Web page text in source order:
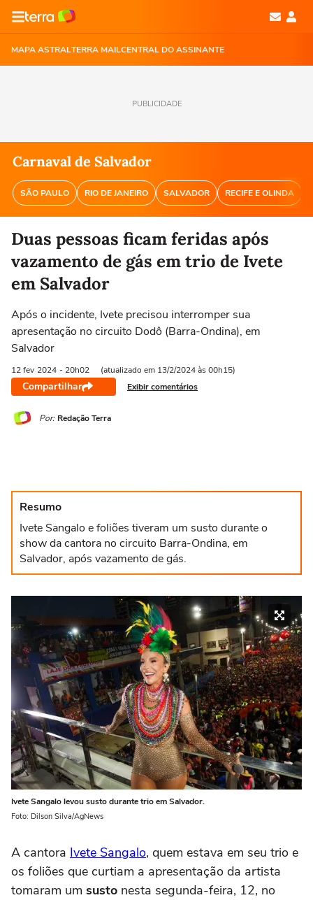
MAPA ASTRALTERRA MAILCENTRAL DO ASSINANTE
PUBLICIDADE
Carnaval de Salvador
SÃO PAULO RIO DE JANEIRO SALVADOR RECIFE E OLINDA
Duas pessoas ficam feridas após
vazamento de gás em trio de Ivete
em Salvador
Após o incidente, Ivete precisou interromper sua
apresentação no circuito Dodô (Barra-Ondina), em
Salvador
12 fev 2024 - 20h02 (atualizado em 13/2/2024 às 00h15)
Compartilhar Exibir comentários
Por: Redação Terra
Resumo
Ivete Sangalo e foliões tiveram um susto durante o
show da cantora no circuito Barra-Ondina, em
Salvador, após vazamento de gás.
Ivete Sangalo levou susto durante trio em Salvador.
Foto: Dilson Silva/AgNews
A cantora Ivete Sangalo, quem estava em seu trio e
os foliões que curtiam a apresentação da artista
tomaram um susto nesta segunda-feira, 12, no